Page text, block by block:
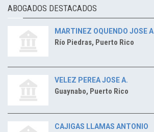
ABOGADOS DESTACADOS
MARTINEZ OQUENDO JOSE A
Río Piedras, Puerto Rico
VELEZ PEREA JOSE A.
Guaynabo, Puerto Rico
CAJIGAS LLAMAS ANTONIO